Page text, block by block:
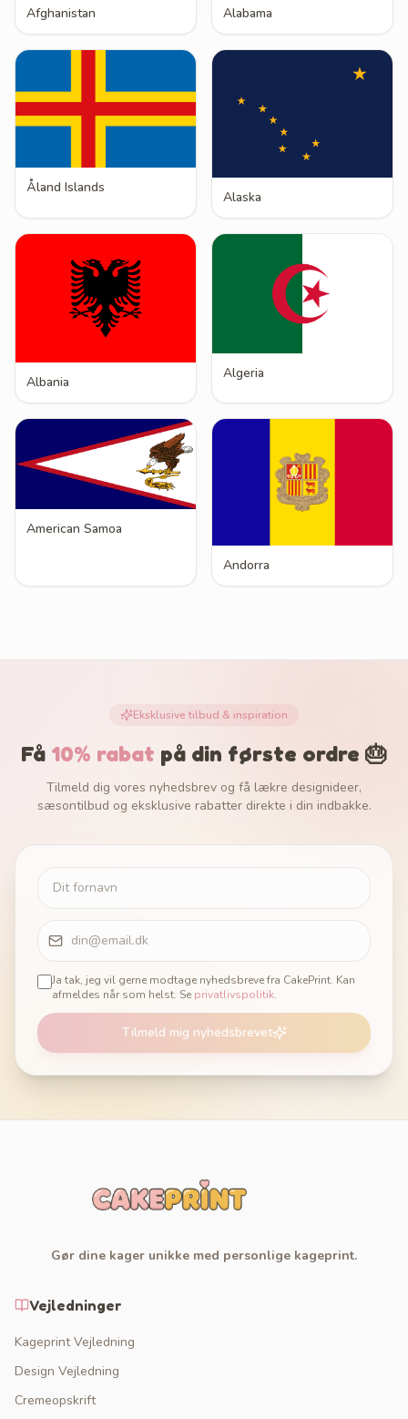
Afghanistan Alabama
Åland Islands
Alaska
Albania
Algeria
American Samoa
Andorra
Eksklusive tilbud & inspiration
Få 10% rabat på din første ordre 🎂
Tilmeld dig vores nyhedsbrev og få lækre designideer,
sæsontilbud og eksklusive rabatter direkte i din indbakke.
Ja tak, jeg vil gerne modtage nyhedsbreve fra CakePrint. Kan
afmeldes når som helst. Se privatlivspolitik.
Tilmeld mig nyhedsbrevet
Gør dine kager unikke med personlige kageprint.
Vejledninger
Kageprint Vejledning
Design Vejledning
Cremeopskrift